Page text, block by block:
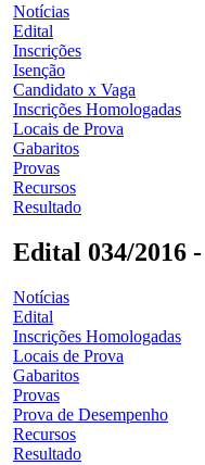
Notícias
Edital
Inscrições
Isenção
Candidato x Vaga
Inscrições Homologadas
Locais de Prova
Gabaritos
Provas
Recursos
Resultado
Edital 034/2016
Notícias
Edital
Inscrições Homologadas
Locais de Prova
Gabaritos
Provas
Prova de Desempenho
Recursos
Resultado